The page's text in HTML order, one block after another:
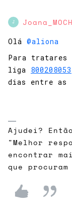
J
Olá @aliona
Para tratares
liga 800208053
dias entre as
Ajudei?
"Melhor
encontrar
que